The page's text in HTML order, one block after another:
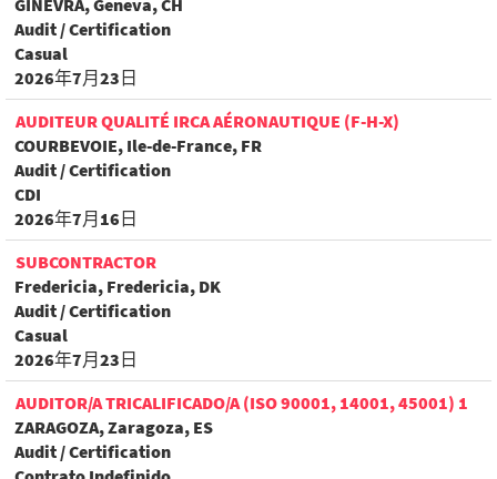
GINEVRA, Geneva, CH
Audit / Certification
Casual
2026年7月23日
AUDITEUR QUALITÉ IRCA AÉRONAUTIQUE (F-H-X)
COURBEVOIE, Ile-de-France, FR
Audit / Certification
CDI
2026年7月16日
SUBCONTRACTOR
Fredericia, Fredericia, DK
Audit / Certification
Casual
2026年7月23日
AUDITOR/A TRICALIFICADO/A (ISO 90001, 14001, 45001) 1
ZARAGOZA, Zaragoza, ES
Audit / Certification